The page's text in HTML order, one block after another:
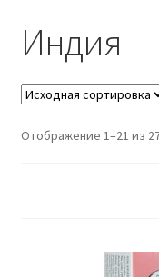
Корзина
Мой аккаунт
Оформление заказа
Подтверждение
Индия
Отображение 1–21 из